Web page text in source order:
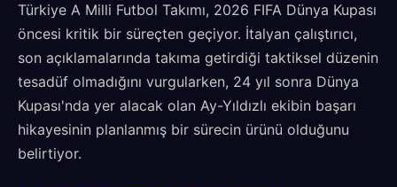
Türkiye A Milli Futbol Takımı, 2026 FIFA Dünya Kupası
öncesi kritik bir süreçten geçiyor. İtalyan çalıştırıcı,
son açıklamalarında takıma getirdiği taktiksel düzenin
tesadüf olmadığını vurgularken, 24 yıl sonra Dünya
Kupası'nda yer alacak olan Ay-Yıldızlı ekibin başarı
hikayesinin planlanmış bir sürecin ürünü olduğunu
belirtiyor.